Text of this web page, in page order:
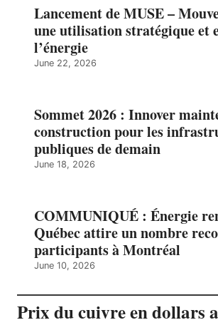
Lancement de MUSE –
une utilisation stratégique et
l’énergie
June 22, 2026
Sommet 2026 : Innover
construction pour les
publiques de demain
June 18, 2026
COMMUNIQUÉ : Énergie
Québec attire un nombre
participants à Montréal
June 10, 2026
Prix du cuivre en dollars